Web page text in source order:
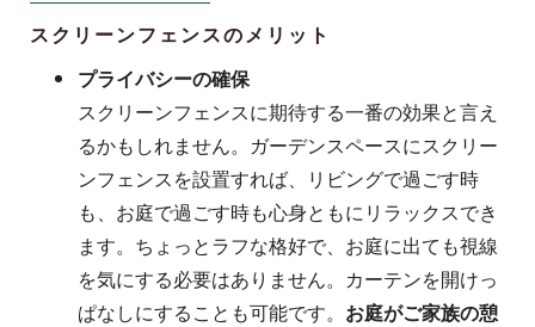
スクリーンフェンスのメリット
プライバシーの確保
スクリーンフェンスに期待する一番の効果と言え
るかもしれません。ガーデンスペースにスクリー
ンフェンスを設置すれば、リビングで過ごす時
も、お庭で過ごす時も心身ともにリラックスでき
ます。ちょっとラフな格好で、お庭に出ても視線
を気にする必要はありません。カーテンを開けっ
ぱなしにすることも可能です。 お庭がご家族の憩